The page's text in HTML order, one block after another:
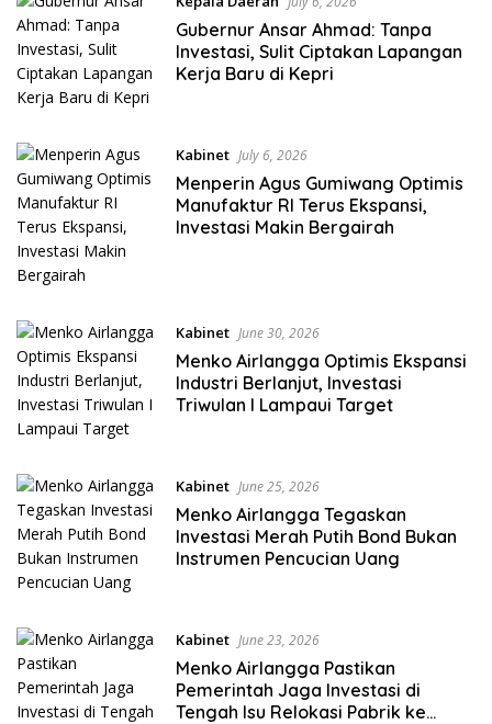
Gubernur Ansar Ahmad: Tanpa
Investasi, Sulit Ciptakan Lapangan
Kerja Baru di Kepri
Kabinet July 6, 2026
Menperin Agus Gumiwang Optimis
Manufaktur RI Terus Ekspansi,
Investasi Makin Bergairah
Kabinet June 30, 2026
Menko Airlangga Optimis Ekspansi
Industri Berlanjut, Investasi
Triwulan I Lampaui Target
Kabinet June 25, 2026
Menko Airlangga Tegaskan
Investasi Merah Putih Bond Bukan
Instrumen Pencucian Uang
Kabinet June 23, 2026
Menko Airlangga Pastikan
Pemerintah Jaga Investasi di
Tengah Isu Relokasi Pabrik ke